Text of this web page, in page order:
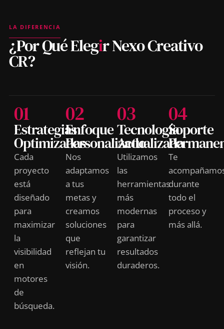
LA DIFERENCIA
¿Por Qué Elegir Nexo Creativo
CR?
01
Estrategias
Optimizadas
Cada
proyecto
está
diseñado
para
maximizar
la
visibilidad
en
motores
de
búsqueda.
02
Enfoque
Personalizado
Nos
adaptamos
a tus
metas y
creamos
soluciones
que
reflejan tu
visión.
03
Tecnología
Actualizada
Utilizamos
las
herramientas
más
modernas
para
garantizar
resultados
duraderos.
04
Soporte
Te
durante
todo el
proceso y
más allá.